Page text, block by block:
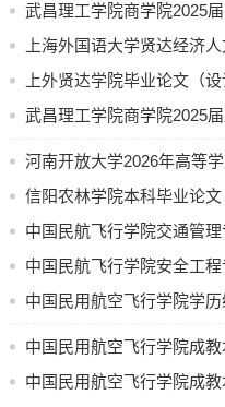
科毕业论文参考选题
武昌理工学院商学院2025
论文参考题目
上海外国语大学贤达经济
（设计）撰写基本规范(图
上外贤达学院毕业论文（
武昌理工学院商学院2025
《商业计划书》选题指南
河南开放大学2026年高等
计划公示
信阳农林学院本科毕业论
中国民航飞行学院交通管
求（节选）
中国民航飞行学院安全工
求
中国民用航空飞行学院学
论文（设计）使用 AI 工具
中国民用航空飞行学院成
测要求
中国民用航空飞行学院成